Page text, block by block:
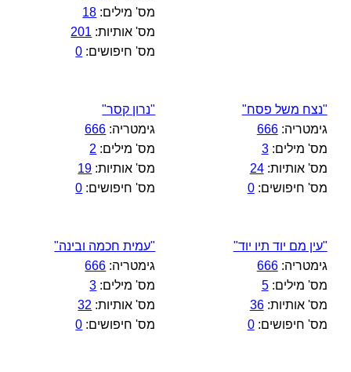
מס' מילים: 18
מס' אותיות: 201
מס' חיפושים: 0
"נצח משל פסח"
גימטריה:666
מס' מילים:3
מס' אותיות:24
מס' חיפושים:0
"נרון קסר"
גימטריה: 666
מס' מילים: 2
מס' אותיות: 19
מס' חיפושים: 0
"עין מם יוד תיו יוד"
גימטריה:666
מס' מילים:5
מס' אותיות:36
מס' חיפושים:0
"עמית חכמה ובינה"
גימטריה: 666
מס' מילים: 3
מס' אותיות: 32
מס' חיפושים: 0